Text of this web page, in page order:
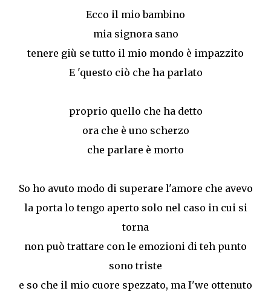
Ecco il mio bambino
mia signora sano
tenere giù se tutto il mio mondo è impazzito
E 'questo ciò che ha parlato
proprio quello che ha detto
ora che è uno scherzo
che parlare è morto
So ho avuto modo di superare l'amore che avevo
la porta lo tengo aperto solo nel caso in cui si
torna
non può trattare con le emozioni di teh punto
sono triste
e so che il mio cuore spezzato, ma I'we ottenuto